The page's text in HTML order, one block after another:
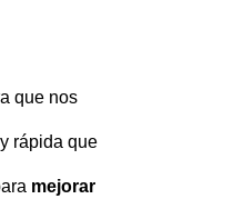
que nos
rápida que
mejorar